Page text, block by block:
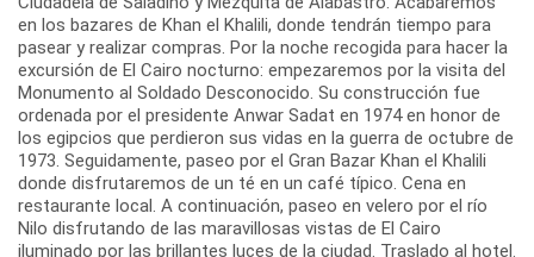
en los bazares de Khan el Khalili, donde tendrán tiempo para
pasear y realizar compras. Por la noche recogida para hacer la
excursión de El Cairo nocturno: empezaremos por la visita del
Monumento al Soldado Desconocido. Su construcción fue
ordenada por el presidente Anwar Sadat en 1974 en honor de
los egipcios que perdieron sus vidas en la guerra de octubre de
1973. Seguidamente, paseo por el Gran Bazar Khan el Khalili
donde disfrutaremos de un té en un café típico. Cena en
restaurante local. A continuación, paseo en velero por el río
Nilo disfrutando de las maravillosas vistas de El Cairo
iluminado por las brillantes luces de la ciudad. Traslado al hotel.